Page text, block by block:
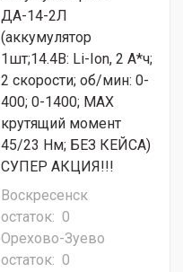
ДА-14-2Л
(аккумулятор
1шт;14.4В: Li-Ion, 2 А*ч;
2 скорости; об/мин: 0-
400; 0-1400; МАХ
крутящий момент
45/23 Нм; БЕЗ КЕЙСА)
СУПЕР АКЦИЯ!!!
Воскресенск
остаток: 0
Орехово-Зуево
остаток: 0